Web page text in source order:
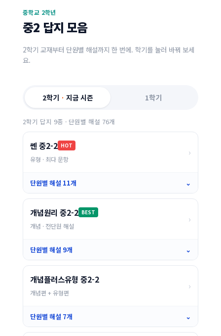
중학교 2학년
중2 답지 모음
2학기 교재부터 단원별 해설까지 한 번에. 학기를 눌러 바꿔 보세
요.
2학기 · 지금 시즌 1학기
2학기 답지 9종 · 단원별 해설 76개
쎈 중2-2 HOT
유형 · 최다 문항
›
단원별 해설 11개 ⌄
개념원리 중2-2 BEST
개념 · 전단원 해설
›
단원별 해설 9개 ⌄
개념플러스유형 중2-2
개념편 + 유형편
›
단원별 해설 7개 ⌄